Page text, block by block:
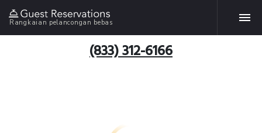
Rangkaian pelancongan bebas
(833) 312-6166